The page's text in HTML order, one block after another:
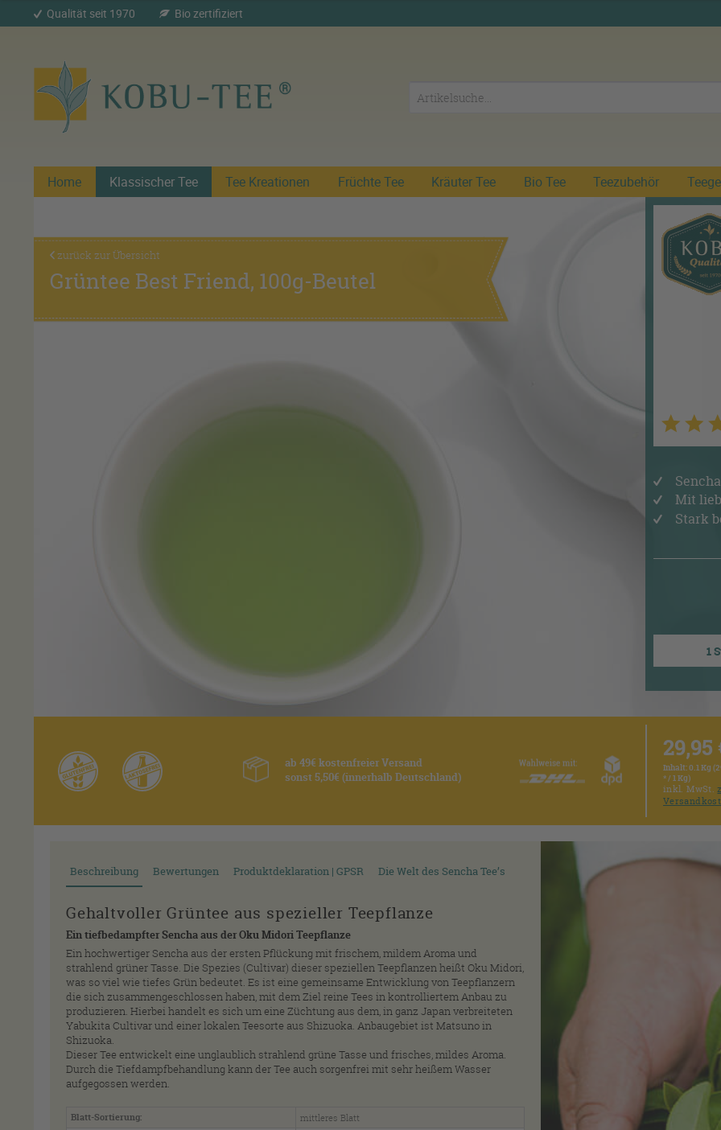
Qualität seit 1970 Bio zertifiziert
Home Klassischer Tee Tee Kreationen Früchte Tee Kräuter Tee Bio Tee Teezubehör
zurück zur Übersicht
Grüntee Best Friend, 100g-Beutel
Mit
Stark
1
ab 49€ kostenfreier Versand
sonst 5,50€ (innerhalb Deutschland)
29,95
Inhalt:0.1 Kg
* / 1 Kg)
inkl. MwSt.
Beschreibung Bewertungen Produktdeklaration | GPSR Die Welt des Sencha Tee’s
Gehaltvoller Grüntee aus spezieller Teepflanze
Ein tiefbedampfter Sencha aus der Oku Midori Teepflanze
Ein hochwertiger Sencha aus der ersten Pflückung mit frischem, mildem Aroma und
strahlend grüner Tasse. Die Spezies (Cultivar) dieser speziellen Teepflanzen heißt Oku Midori,
was so viel wie tiefes Grün bedeutet. Es ist eine gemeinsame Entwicklung von Teepflanzern
die sich zusammengeschlossen haben, mit dem Ziel reine Tees in kontrolliertem Anbau zu
produzieren. Hierbei handelt es sich um eine Züchtung aus dem, in ganz Japan verbreiteten
Yabukita Cultivar und einer lokalen Teesorte aus Shizuoka. Anbaugebiet ist Matsuno in
Shizuoka.
Dieser Tee entwickelt eine unglaublich strahlend grüne Tasse und frisches, mildes Aroma.
Durch die Tiefdampfbehandlung kann der Tee auch sorgenfrei mit sehr heißem Wasser
aufgegossen werden.
Blatt-Sortierung: mittleres Blatt